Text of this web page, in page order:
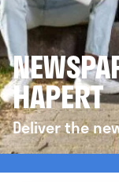
HAPERT
Deliver the